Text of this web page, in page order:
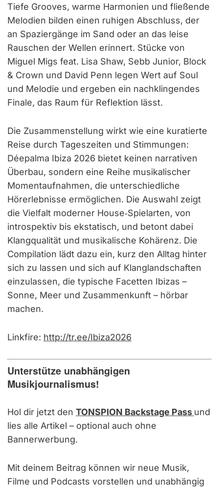
Tiefe Grooves, warme Harmonien und fließende
Melodien bilden einen ruhigen Abschluss, der
an Spaziergänge im Sand oder an das leise
Rauschen der Wellen erinnert. Stücke von
Miguel Migs feat. Lisa Shaw, Sebb Junior, Block
& Crown und David Penn legen Wert auf Soul
und Melodie und ergeben ein nachklingendes
Finale, das Raum für Reflektion lässt.
Die Zusammenstellung wirkt wie eine kuratierte
Reise durch Tageszeiten und Stimmungen:
Déepalma Ibiza 2026 bietet keinen narrativen
Überbau, sondern eine Reihe musikalischer
Momentaufnahmen, die unterschiedliche
Hörerlebnisse ermöglichen. Die Auswahl zeigt
die Vielfalt moderner House‑Spielarten, von
introspektiv bis ekstatisch, und betont dabei
Klangqualität und musikalische Kohärenz. Die
Compilation lädt dazu ein, kurz den Alltag hinter
sich zu lassen und sich auf Klanglandschaften
einzulassen, die typische Facetten Ibizas –
Sonne, Meer und Zusammenkunft – hörbar
machen.
Linkfire: http://tr.ee/Ibiza2026
Unterstütze unabhängigen
Musikjournalismus!
Hol dir jetzt den TONSPION Backstage Pass und
lies alle Artikel – optional auch ohne
Bannerwerbung.
Mit deinem Beitrag können wir neue Musik,
Filme und Podcasts vorstellen und unabhängig